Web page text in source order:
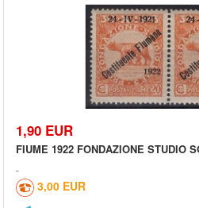
1,90 EUR
FIUME 1922 FONDAZIONE STUDIO
3,00 EUR